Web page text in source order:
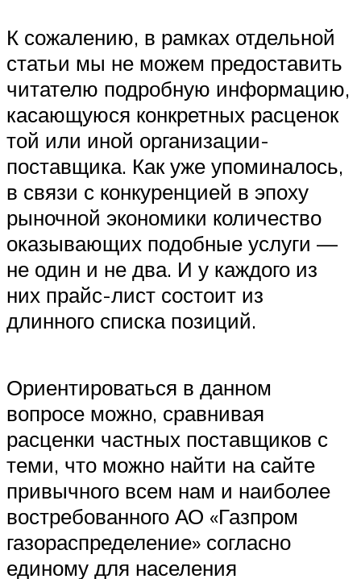
К сожалению, в рамках отдельной
статьи мы не можем предоставить
читателю подробную информацию,
касающуюся конкретных расценок
той или иной организации-
поставщика. Как уже упоминалось,
в связи с конкуренцией в эпоху
рыночной экономики количество
оказывающих подобные услуги —
не один и не два. И у каждого из
них прайс-лист состоит из
длинного списка позиций.
Ориентироваться в данном
вопросе можно, сравнивая
расценки частных поставщиков с
теми, что можно найти на сайте
привычного всем нам и наиболее
востребованного АО «Газпром
газораспределение» согласно
единому для населения